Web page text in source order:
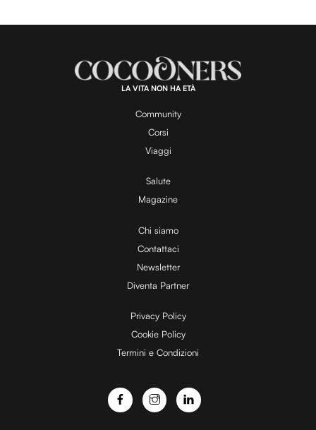
LA VITA NON HA ETÀ
Community
Corsi
Viaggi
Salute
Magazine
Chi siamo
Contattaci
Newsletter
Diventa Partner
Privacy Policy
Cookie Policy
Termini e Condizioni